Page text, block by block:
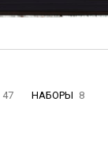
47 НАБОРЫ 8